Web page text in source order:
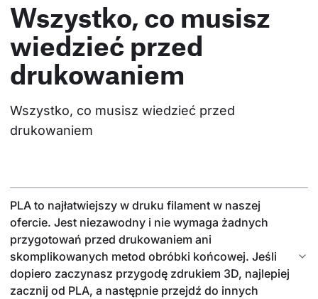
Wszystko, co musisz
wiedzieć przed
drukowaniem
Wszystko, co musisz wiedzieć przed
drukowaniem
PLA to najłatwiejszy w druku filament w naszej
ofercie. Jest niezawodny i nie wymaga żadnych
przygotowań przed drukowaniem ani
skomplikowanych metod obróbki końcowej. Jeśli
dopiero zaczynasz przygodę zdrukiem 3D, najlepiej
zacznij od PLA, a następnie przejdź do innych